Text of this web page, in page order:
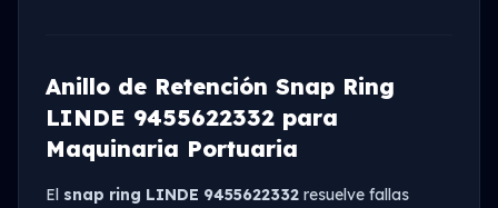
Anillo de Retención Snap Ring
LINDE 9455622332 para
Maquinaria Portuaria
El snap ring LINDE 9455622332 resuelve fallas